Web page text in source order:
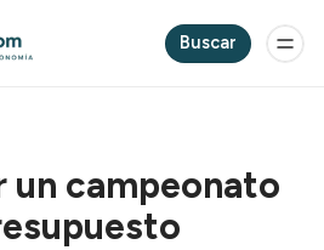
Buscar
un campeonato